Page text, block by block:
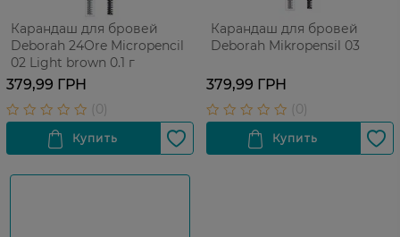
Карандаш для бровей
Deborah 24Ore Micropencil
02 Light brown 0.1 г
379,99 ГРН
Карандаш для бровей
Deborah Mikropensil 03
379,99 ГРН